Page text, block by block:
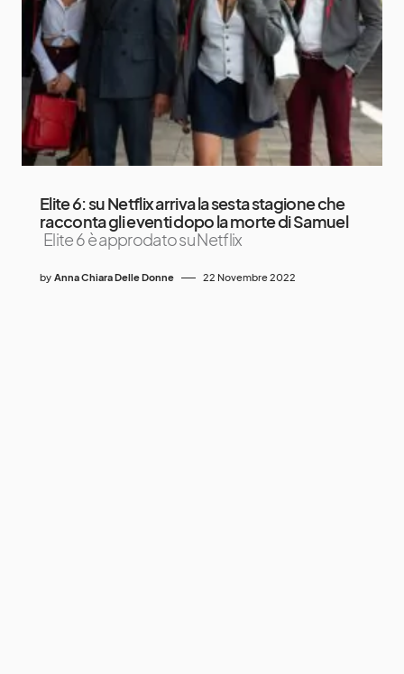
Elite 6: su Netflix arriva la sesta stagione che
racconta gli eventi dopo la morte di Samuel
Elite 6 è approdato su Netflix
by Anna Chiara Delle Donne 22 Novembre 2022